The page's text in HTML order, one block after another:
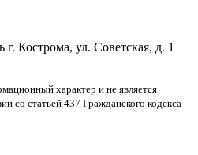
г. Кострома, ул. Советская, д. 1
характер и не является
со статьей 437 Гражданского кодекса